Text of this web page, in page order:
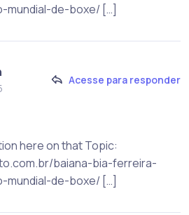
de-boxe/ […]
Acesse para responder
here on that Topic:
baiana-bia-ferreira-
de-boxe/ […]